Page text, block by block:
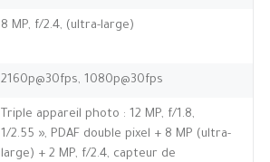
8 MP, f/2.4, (ultra-large)
2160p@30fps, 1080p@30fps
Triple appareil photo : 12 MP, f/1.8,
1/2.55 », PDAF double pixel + 8 MP (ultra-
large) + 2 MP, f/2.4, capteur de